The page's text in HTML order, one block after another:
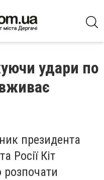
удари по
президента
Росії Кіт
розпочати